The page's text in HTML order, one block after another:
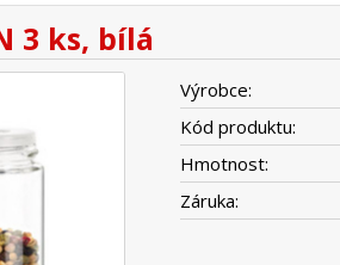
3 ks, bílá
Výrobce:
Kód produktu:
Hmotnost:
Záruka: